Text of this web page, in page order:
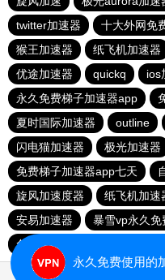
twitter加速器
十大外网免
猴王加速器
纸飞机加速器
优途加速器
quickq ios
永久免费梯子加速器app
夏时国际加速器
outline
闪电猫加速器
极光加速器
免费梯子加速器app七天
旋风加速度器
纸飞机加速
安易加速器
暴雪vp永久免
免费vqn加速试用
永久免费使用的